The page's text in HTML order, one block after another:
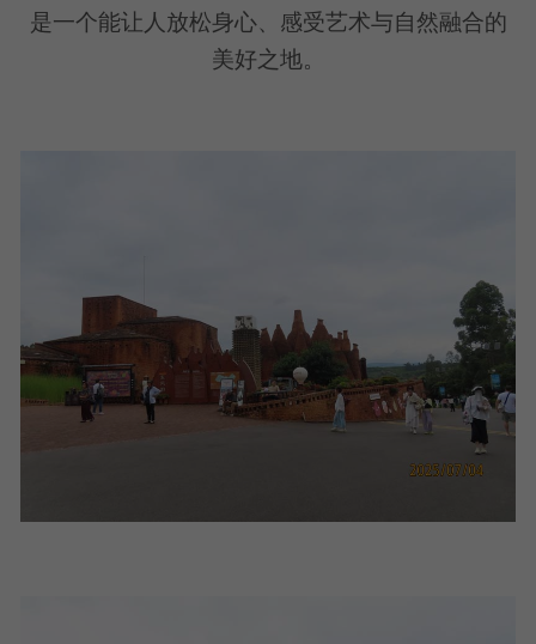
是一个能让人放松身心、感受艺术与自然融合的
美好之地。